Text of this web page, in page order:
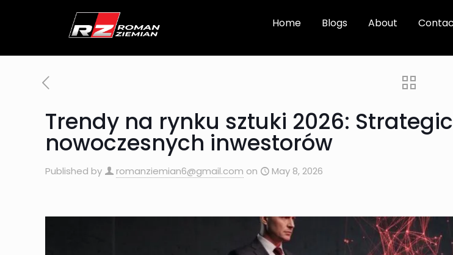
Home Blogs About
Trendy na rynku sztuki 2026:
nowoczesnych inwestorów
Published by romanziemian6@gmail.com on May 8, 2026